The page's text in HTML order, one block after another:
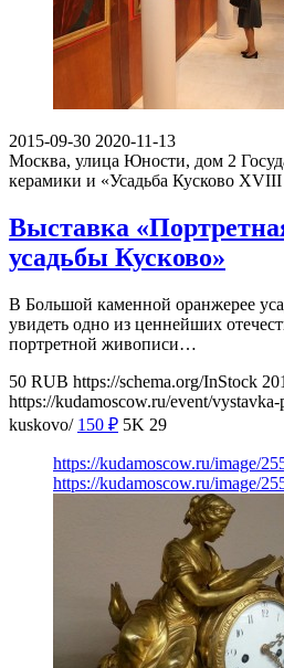
2015-09-30 2020-11-13
Москва, улица Юности, дом 2
керамики и «Усадьба Кусково XVIII
Выставка
усадьбы Кусково»
В Большой каменной оранжерее
увидеть одно из ценнейших
портретной живописи…
50 RUB https://schema.org/InStock
https://kudamoscow.ru/event/
kuskovo/ 150 ₽ 5K 29
https://kudamoscow.ru/image/
https://kudamoscow.ru/image/